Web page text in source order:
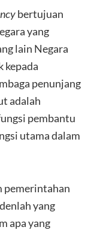
bertujuan
yang
lain Negara
kepada
penunjang
adalah
pembantu
utama dalam
pemerintahan
yang
apa yang